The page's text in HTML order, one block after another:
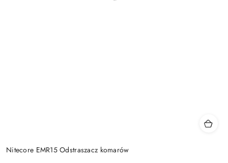
Nitecore EMR15 Odstraszacz komarów